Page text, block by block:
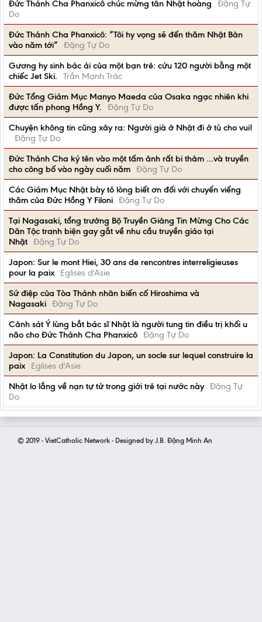
Đức Thánh Cha Phanxicô chúc mừng tân Nhật hoàng
Đặng Tự
Do
Đức Thánh Cha Phanxicô: “Tôi hy vọng sẽ đến thăm Nhật Bản
vào năm tới”
Đặng Tự Do
Gương hy sinh bác ái của một bạn trẻ: cứu 120 người bằng một
chiếc Jet Ski.
Trần Mạnh Trác
Đức Tổng Giám Mục Manyo Maeda của Osaka ngạc nhiên khi
được tấn phong Hồng Y.
Đặng Tự Do
Chuyện không tin cũng xảy ra: Người già ở Nhật đi ở tù cho vui!
Đặng Tự Do
Đức Thánh Cha ký tên vào một tấm ảnh rất bi thảm …và truyền
cho công bố vào ngày cuối năm Đặng Tự Do
Các Giám Mục Nhật bày tỏ lòng biết ơn đối với chuyến viếng
thăm của Đức Hồng Y Filoni Đặng Tự Do
Tại Nagasaki, tổng trưởng Bộ Truyền Giảng Tin Mừng Cho Các
Dân Tộc tranh biện gay gắt về nhu cầu truyền giáo tại
Nhật Đặng Tự Do
Japon: Sur le mont Hiei, 30 ans de rencontres interreligieuses
pour la paix
Eglises d'Asie
Sứ điệp của Tòa Thánh nhân biến cố Hiroshima và
Nagasaki Đặng Tự Do
Cảnh sát Ý lùng bắt bác sĩ Nhật là người tung tin điều trị khối u
não cho Đức Thánh Cha Phanxicô Đặng Tự Do
Japon: La Constitution du Japon, un socle sur lequel construire la
paix
Eglises d'Asie
Nhật lo lắng về nạn tự tử trong giới trẻ tại nước này Đặng Tự
Do
© 2019 - VietCatholic Network - Designed by J.B. Đặng Minh An